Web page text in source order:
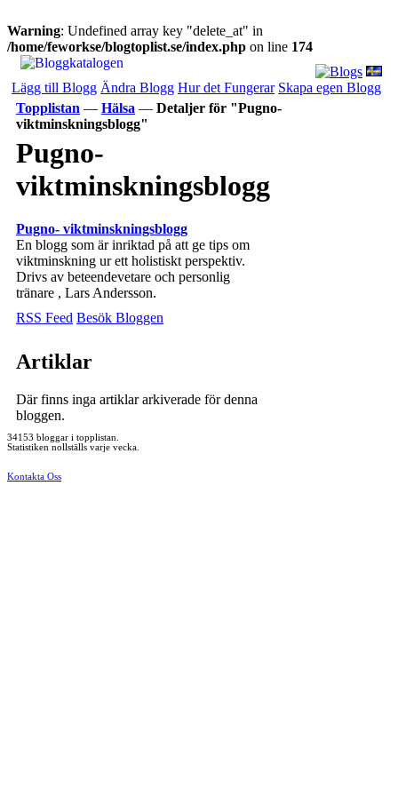
Warning: Undefined array key "delete_at" in
/home/feworkse/blogtoplist.se/index.php on line 174
Lägg till Blogg Ändra Blogg Hur det Fungerar Skapa egen Blogg
Topplistan — Hälsa — Detaljer för "Pugno-
viktminskningsblogg"
Pugno-
viktminskningsblogg
Pugno- viktminskningsblogg
En blogg som är inriktad på att ge tips om
viktminskning ur ett holistiskt perspektiv.
Drivs av beteendevetare och personlig
tränare , Lars Andersson.
RSS Feed Besök Bloggen
Artiklar
Där finns inga artiklar arkiverade för denna
bloggen.
34153 bloggar i topplistan.
Statistiken nollställs varje vecka.
Kontakta Oss